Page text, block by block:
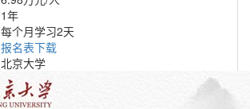
1年
每个月学习2天
报名表下载
北京大学